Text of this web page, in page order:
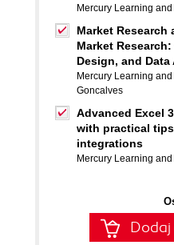
Mercury Learning
Market Research
Market
Design, and Data
Mercury Learning
Goncalves
Advanced Excel
with practical
integrations
Mercury Learning